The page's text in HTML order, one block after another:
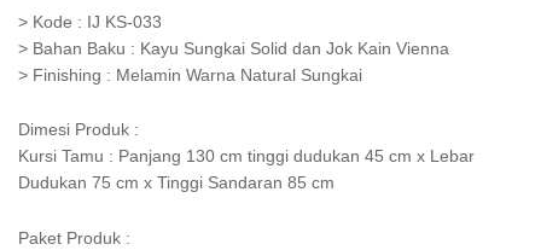
> Kode : IJ KS-033
> Bahan Baku : Kayu Sungkai Solid dan Jok Kain Vienna
> Finishing : Melamin Warna Natural Sungkai
Dimesi Produk :
Kursi Tamu : Panjang 130 cm tinggi dudukan 45 cm x Lebar
Dudukan 75 cm x Tinggi Sandaran 85 cm
Paket Produk :